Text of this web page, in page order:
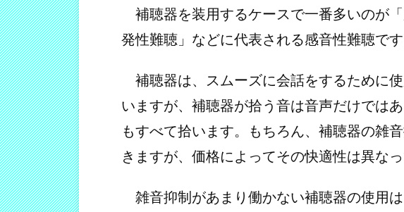
補聴器を装用するケースで一番多いのが
発性難聴」などに代表される感音性難聴です
補聴器は、スムーズに会話をするために
いますが、補聴器が拾う音は音声だけでは
もすべて拾います。もちろん、補聴器の雑
きますが、価格によってその快適性は異なっ
雑音抑制があまり働かない補聴器の使用